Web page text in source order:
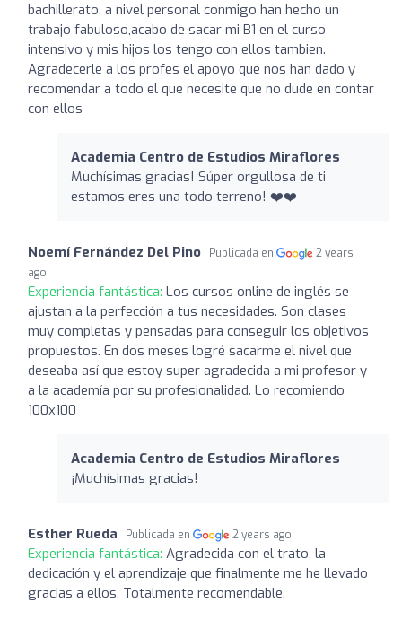
bachillerato, a nivel personal conmigo han hecho un
trabajo fabuloso,acabo de sacar mi B1 en el curso
intensivo y mis hijos los tengo con ellos tambien.
Agradecerle a los profes el apoyo que nos han dado y
recomendar a todo el que necesite que no dude en contar
con ellos
Academia Centro de Estudios Miraflores
Muchísimas gracias! Súper orgullosa de ti
estamos eres una todo terreno! ❤️❤️
Noemí Fernández Del Pino Publicada en
2 years
ago
Experiencia fantástica: Los cursos online de inglés se
ajustan a la perfección a tus necesidades. Son clases
muy completas y pensadas para conseguir los objetivos
propuestos. En dos meses logré sacarme el nivel que
deseaba así que estoy super agradecida a mi profesor y
a la academía por su profesionalidad. Lo recomiendo
100x100
Academia Centro de Estudios Miraflores
¡Muchísimas gracias!
Esther Rueda Publicada en 2 years ago
Experiencia fantástica: Agradecida con el trato, la
dedicación y el aprendizaje que finalmente me he llevado
gracias a ellos. Totalmente recomendable.